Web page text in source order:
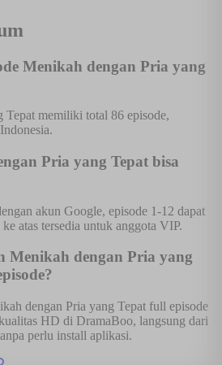
Menikah dengan Pria yang
Tepat memiliki total 86 episode,
Pria yang Tepat bisa
akun Google, episode 1-12 dapat
atas tersedia untuk anggota VIP.
Menikah dengan Pria yang
dengan Pria yang Tepat full episode
HD di DramaBoo, langsung dari
perlu install aplikasi.